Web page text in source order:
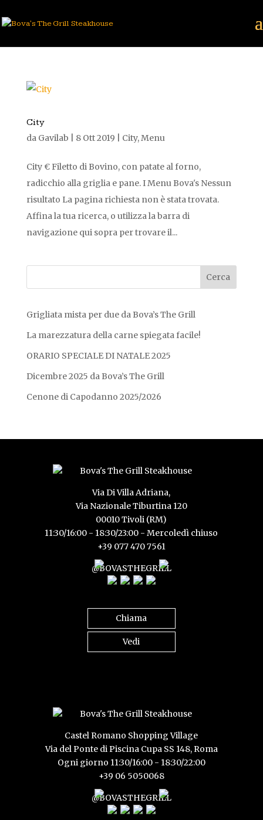
City
da Gavilab 8 Ott 2019 City,Menu
City € Filetto di Bovino, con patate al forno,
radicchio alla griglia e pane. I Menu Bova's Nessun
risultato La pagina richiesta non è stata trovata.
Affina la tua ricerca, o utilizza la barra di
navigazione qui sopra per trovare il...
Grigliata mista per due da Bova’s The Grill
La marezzatura della carne spiegata facile!
ORARIO SPECIALE DI NATALE 2025
Dicembre 2025 da Bova’s The Grill
Cenone di Capodanno 2025/2026
Via Di Villa Adriana,
Via Nazionale Tiburtina 120
00010 Tivoli (RM)
11:30/16:00 - 18:30/23:00 - Mercoledì chiuso
+39 077 470 7561
@BOVASTHEGRILL
Chiama
Vedi
Castel Romano Shopping Village
Via del Ponte di Piscina Cupa SS 148, Roma
Ogni giorno 11:30/16:00 - 18:30/22:00
+39 06 5050068
@BOVASTHEGRILL